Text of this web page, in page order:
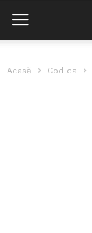
Acasă Codlea